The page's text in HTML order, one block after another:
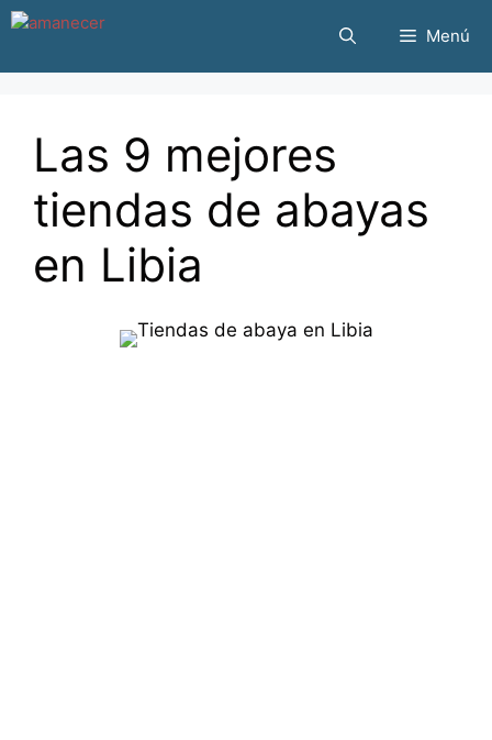
Saltar
contenido
Menú
Las 9 mejores
tiendas de abayas
en Libia